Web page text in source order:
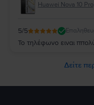
Huawei Nova 10
5/5
Το τηλέφωνο ειναι
Δείτε